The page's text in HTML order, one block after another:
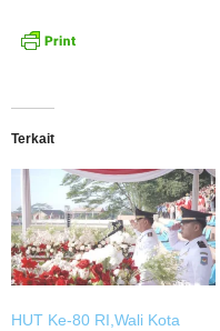
Terkait
HUT Ke-80 RI,Wali Kota